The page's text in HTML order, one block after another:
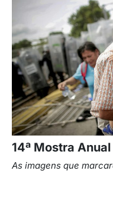
14ª Mostra
As imagens que